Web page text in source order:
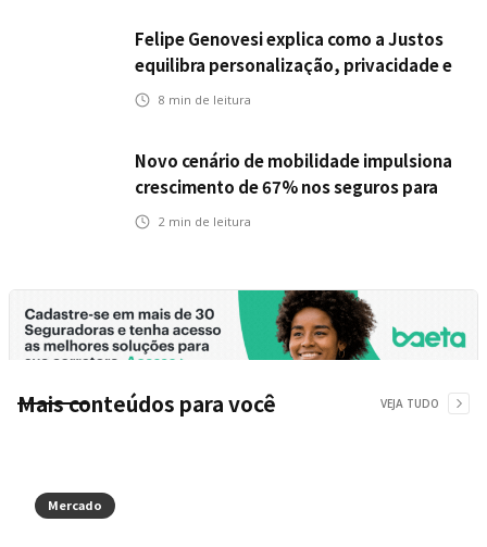
Felipe Genovesi explica como a Justos
equilibra personalização, privacidade e
tecnologia
8 min de leitura
Novo cenário de mobilidade impulsiona
crescimento de 67% nos seguros para
veículos elétricos da Bradesco Seguros
2 min de leitura
Mais conteúdos para você VEJA TUDO
Mercado